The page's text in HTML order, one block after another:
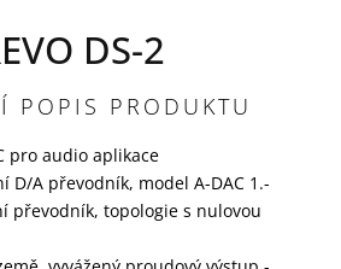
DS-2
POPIS PRODUKTU
pro audio aplikace
D/A převodník, model A-DAC 1.-
převodník, topologie s nulovou